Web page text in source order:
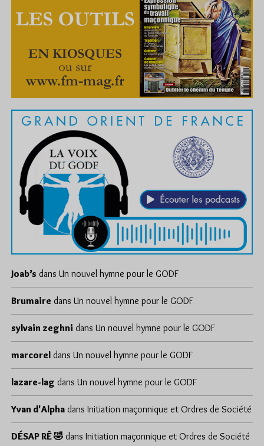
Joab’s dans Un nouvel hymne pour le GODF
Brumaire dans Un nouvel hymne pour le GODF
sylvain zeghni dans Un nouvel hymne pour le GODF
marcorel dans Un nouvel hymne pour le GODF
lazare-lag dans Un nouvel hymne pour le GODF
Yvan d'Alpha dans Initiation maçonnique et Ordres de Société
DÉSAP RÊ 🤣 dans Initiation maçonnique et Ordres de Société